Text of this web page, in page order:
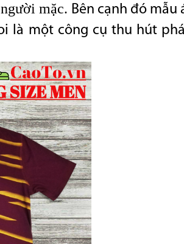
mặc. Bên cạnh đó
là một công cụ thu hút